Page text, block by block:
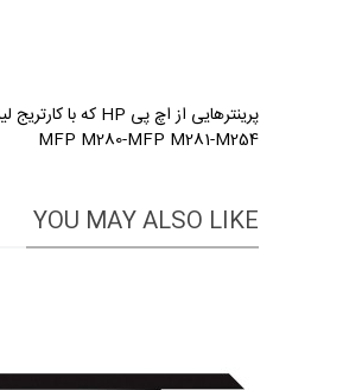
پرینترهایی از اچ پی HP که با کارتریج لیزری اچ پی HP 203A مشکی سازگار می باشند:
MFP M280-MFP M281-M254
YOU MAY ALSO LIKE